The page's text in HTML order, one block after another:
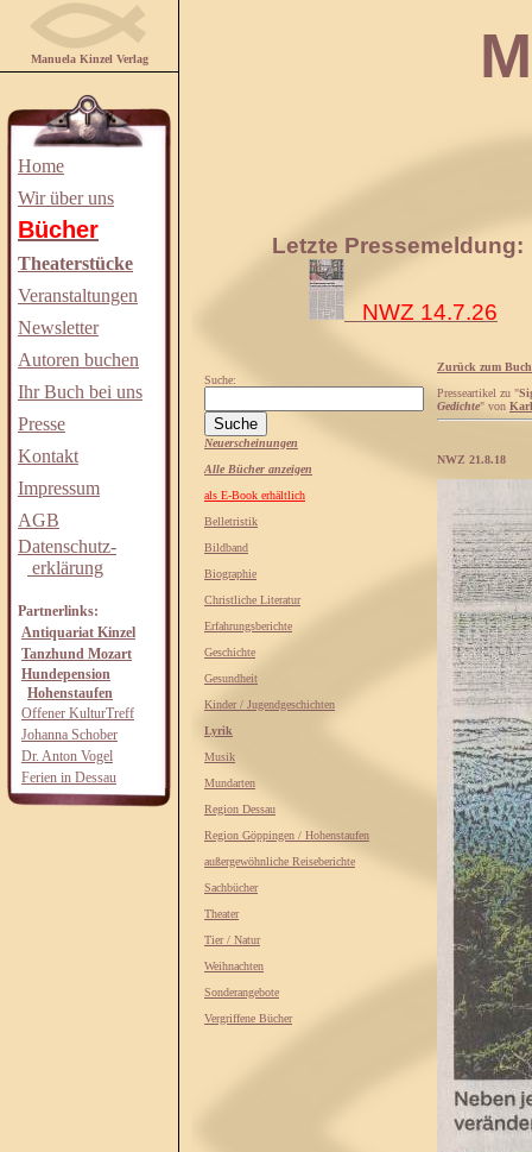
Manuela Kinzel Verlag
Home
Wir über uns
Bücher
Theaterstücke
Veranstaltungen
Newsletter
Autoren buchen
Ihr Buch bei uns
Presse
Kontakt
Impressum
AGB
Datenschutz-
erklärung
Partnerlinks:
Antiquariat Kinzel
Tanzhund Mozart
Hundepension
Hohenstaufen
Offener KulturTreff
Johanna Schober
Dr. Anton Vogel
Ferien in Dessau
Letzte Pressemeldung:
NWZ 14.7.26
Suche:
Neuerscheinungen
Alle Bücher anzeigen
als E-Book erhältlich
Belletristik
Bildband
Biographie
Christliche Literatur
Erfahrungsberichte
Geschichte
Gesundheit
Kinder / Jugendgeschichten
Lyrik
Musik
Mundarten
Region Dessau
Region Göppingen / Hohenstaufen
außergewöhnliche Reiseberichte
Sachbücher
Theater
Tier / Natur
Weihnachten
Sonderangebote
Vergriffene Bücher
Zurück zum Buch
Presseartikel zu "
Gedichte" von Karl
NWZ 21.8.18